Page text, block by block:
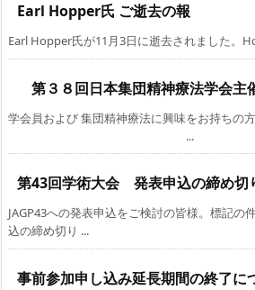
Earl Hopper氏 ご逝去の報
Earl Hopper氏が11月3日に逝去されました。
第３８回日本集団精神療法学会主
学会員および 集団精神療法に興味をお持ちの
...
第43回学術大会 発表申込の締め切
JAGP43への発表申込をご検討の皆様。標記の
込の締め切り ...
事前参加申し込み延長期間の終了に